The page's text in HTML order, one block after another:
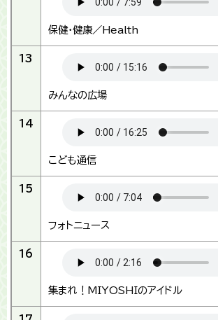
保健・健康／Health
13
みんなの広場
14
こども通信
15
フォトニュース
16
集まれ！MIYOSHIのアイドル